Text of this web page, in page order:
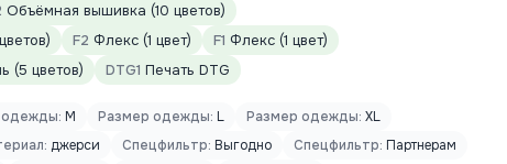
Объёмная вышивка (10 цветов)
F2 Флекс (1 цвет) F1 Флекс (1 цвет)
(5 цветов) DTG1 Печать DTG
M Размер одежды: L Размер одежды: XL
джерси Спецфильтр: Выгодно Спецфильтр: Партнерам